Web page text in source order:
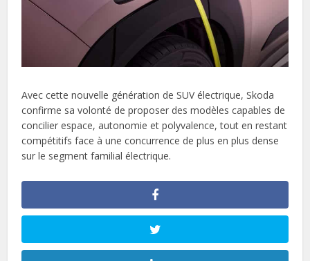
Avec cette nouvelle génération de SUV électrique, Skoda
confirme sa volonté de proposer des modèles capables de
concilier espace, autonomie et polyvalence, tout en restant
compétitifs face à une concurrence de plus en plus dense
sur le segment familial électrique.